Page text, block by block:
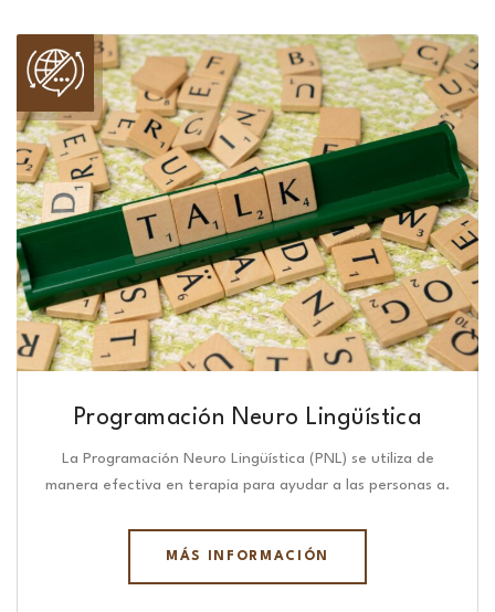
Programación Neuro Lingüística​
La Programación Neuro Lingüística (PNL) se utiliza de
manera efectiva en terapia para ayudar a las personas a.
MÁS INFORMACIÓN